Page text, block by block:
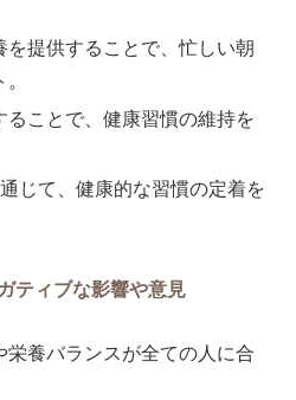
を提供することで、忙しい朝
ることで、健康習慣の維持を
じて、健康的な習慣の定着を
ティブな影響や意見
栄養バランスが全ての人に合